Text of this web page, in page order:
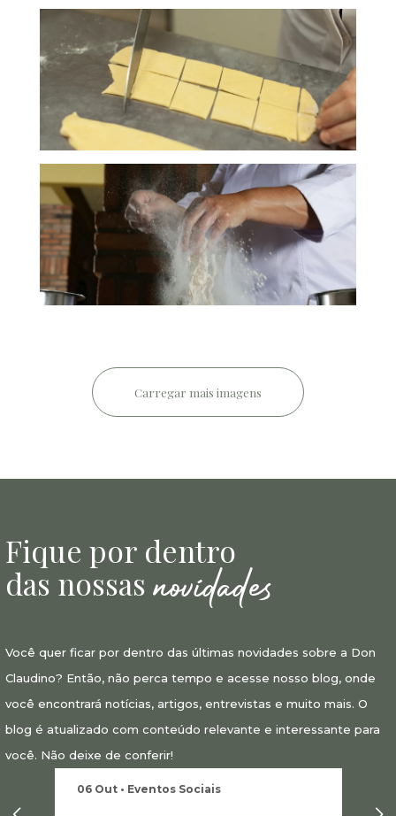
Carregar mais imagens
Fique por dentro
das nossasnovidades
Você quer ficar por dentro das últimas novidades sobre a Don
Claudino? Então, não perca tempo e acesse nosso blog, onde
você encontrará notícias, artigos, entrevistas e muito mais. O
blog é atualizado com conteúdo relevante e interessante para
você. Não deixe de conferir!
Como escolher o cardápio ideal
para o seu evento
06 Out • Eventos Sociais